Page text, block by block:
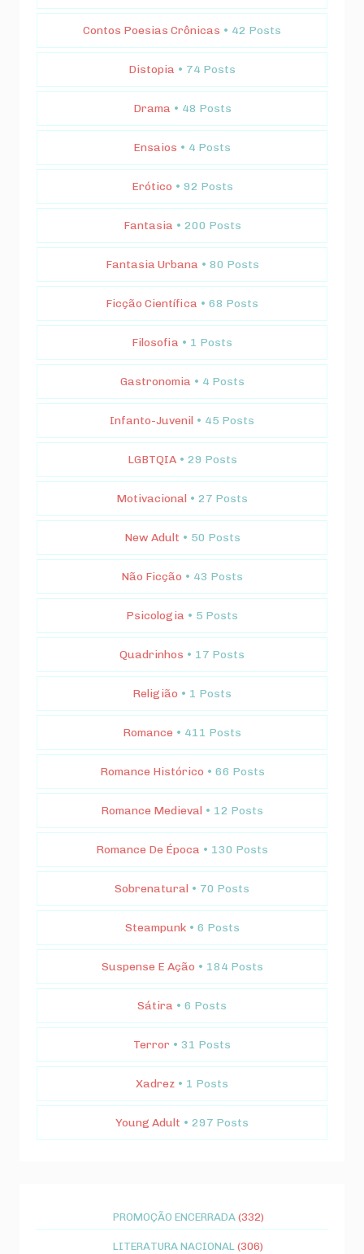
Contos Poesias Crônicas • 42 Posts
Distopia • 74 Posts
Drama • 48 Posts
Ensaios • 4 Posts
Erótico • 92 Posts
Fantasia • 200 Posts
Fantasia Urbana • 80 Posts
Ficção Científica • 68 Posts
Filosofia • 1 Posts
Gastronomia • 4 Posts
Infanto-Juvenil • 45 Posts
LGBTQIA • 29 Posts
Motivacional • 27 Posts
New Adult • 50 Posts
Não Ficção • 43 Posts
Psicologia • 5 Posts
Quadrinhos • 17 Posts
Religião • 1 Posts
Romance • 411 Posts
Romance Histórico • 66 Posts
Romance Medieval • 12 Posts
Romance De Época • 130 Posts
Sobrenatural • 70 Posts
Steampunk • 6 Posts
Suspense E Ação • 184 Posts
Sátira • 6 Posts
Terror • 31 Posts
Xadrez • 1 Posts
Young Adult • 297 Posts
PROMOÇÃO ENCERRADA (332)
LITERATURA NACIONAL(306)